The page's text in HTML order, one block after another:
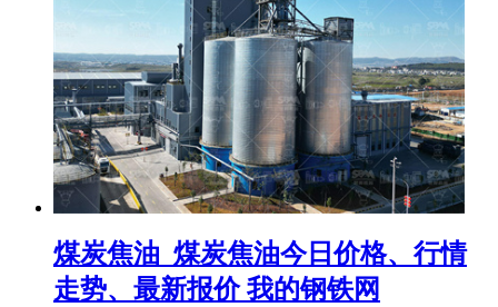
煤炭焦油_煤炭焦油今日价格、行情
走势、最新报价 我的钢铁网